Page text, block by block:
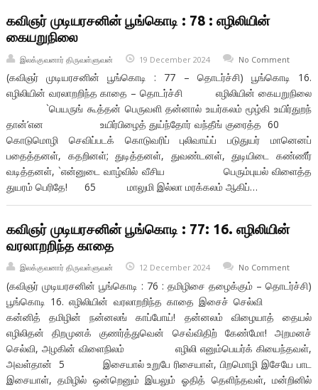
கவிஞர் முடியரசனின் பூங்கொடி : 78 : எழிலியின்
கையறுநிலை
இலக்குவனார் திருவள்ளுவன் 19 December 2024 No Comment
(கவிஞர் முடியரசனின் பூங்கொடி : 77 – தொடர்ச்சி) பூங்கொடி 16.
எழிலியின் வரலாறறிந்த காதை – தொடர்ச்சி எழிலியின் கையறுநிலை
`பெயருங் கூத்தன் பெருவளி தன்னால் உயர்கலம் மூழ்கி உயிர்துறந்
தான்’என உயிர்பிழைத் துய்ந்தோர் வந்தீங் குரைத்த 60
கொடுமொழி செவிப்படக் கொடுவரிப் புலிவாய்ப் படுதுயர் மானெனப்
பதைத்தனள், கதறினள்; துடித்தனள், துவண்டனள், துடியிடை கண்ணீர்
வடித்தனள், `என்னுடை வாழ்வில் வீசிய பெரும்புயல் விளைத்த
துயரம் பெரிதே! 65 மாலுமி இல்லா மரக்கலம் ஆகிப்…
கவிஞர் முடியரசனின் பூங்கொடி : 77: 16. எழிலியின்
வரலாறறிந்த காதை
இலக்குவனார் திருவள்ளுவன் 12 December 2024 No Comment
(கவிஞர் முடியரசனின் பூங்கொடி : 76 : தமிழிசை தழைக்கும் – தொடர்ச்சி)
பூங்கொடி 16. எழிலியின் வரலாறறிந்த காதை இசைச் செல்வி
கன்னித் தமிழின் நன்னலங் காப்போய்! தன்னலம் விழையாத் தையல்
எழிலிதன் திறமுனக் குணர்த்துவென் செவ்விதிற் கேண்மோ! அறமனச்
செல்வி, அழகின் விளைநிலம் எழிலி எனும்பெயர்க் கியைந்தவள்,
அவள்தான் 5 இசையால் உறுபே ரிசையாள், பிறமொழி இசேயே பாட
இசையாள், தமிழில் ஒன்றெனும் இயலும் ஓதித் தெளிந்தவள், மன்றினில்